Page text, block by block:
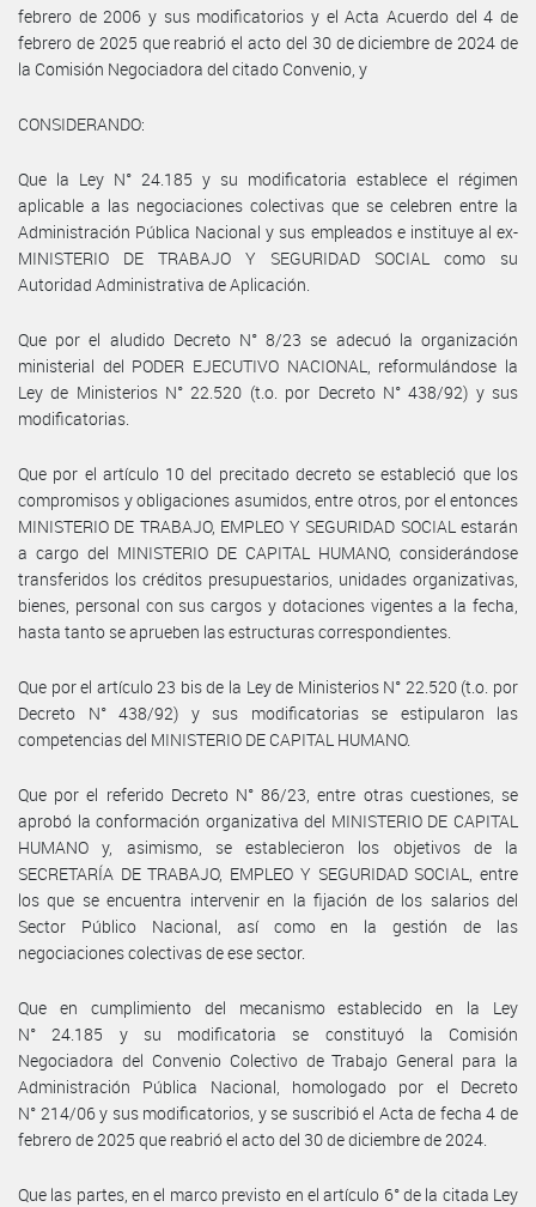
febrero de 2006 y sus modificatorios y el Acta Acuerdo del 4 de
febrero de 2025 que reabrió el acto del 30 de diciembre de 2024 de
la Comisión Negociadora del citado Convenio, y
CONSIDERANDO:
Que la Ley N° 24.185 y su modificatoria establece el régimen
aplicable a las negociaciones colectivas que se celebren entre la
Administración Pública Nacional y sus empleados e instituye al ex-
MINISTERIO DE TRABAJO Y SEGURIDAD SOCIAL como su
Autoridad Administrativa de Aplicación.
Que por el aludido Decreto N° 8/23 se adecuó la organización
ministerial del PODER EJECUTIVO NACIONAL, reformulándose la
Ley de Ministerios N° 22.520 (t.o. por Decreto N° 438/92) y sus
modificatorias.
Que por el artículo 10 del precitado decreto se estableció que los
compromisos y obligaciones asumidos, entre otros, por el entonces
MINISTERIO DE TRABAJO, EMPLEO Y SEGURIDAD SOCIAL estarán
a cargo del MINISTERIO DE CAPITAL HUMANO, considerándose
transferidos los créditos presupuestarios, unidades organizativas,
bienes, personal con sus cargos y dotaciones vigentes a la fecha,
hasta tanto se aprueben las estructuras correspondientes.
Que por el artículo 23 bis de la Ley de Ministerios N° 22.520 (t.o. por
Decreto N° 438/92) y sus modificatorias se estipularon las
competencias del MINISTERIO DE CAPITAL HUMANO.
Que por el referido Decreto N° 86/23, entre otras cuestiones, se
aprobó la conformación organizativa del MINISTERIO DE CAPITAL
HUMANO y, asimismo, se establecieron los objetivos de la
SECRETARÍA DE TRABAJO, EMPLEO Y SEGURIDAD SOCIAL, entre
los que se encuentra intervenir en la fijación de los salarios del
Sector Público Nacional, así como en la gestión de las
negociaciones colectivas de ese sector.
Que en cumplimiento del mecanismo establecido en la Ley
N° 24.185 y su modificatoria se constituyó la Comisión
Negociadora del Convenio Colectivo de Trabajo General para la
Administración Pública Nacional, homologado por el Decreto
N° 214/06 y sus modificatorios, y se suscribió el Acta de fecha 4 de
febrero de 2025 que reabrió el acto del 30 de diciembre de 2024.
Que las partes, en el marco previsto en el artículo 6° de la citada Ley